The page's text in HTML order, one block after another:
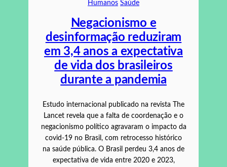
Humanos Saúde
Negacionismo e
desinformação reduziram
em 3,4 anos a expectativa
de vida dos brasileiros
durante a pandemia
Estudo internacional publicado na revista The
Lancet revela que a falta de coordenação e o
negacionismo político agravaram o impacto da
covid-19 no Brasil, com retrocesso histórico
na saúde pública. O Brasil perdeu 3,4 anos de
expectativa de vida entre 2020 e 2023,